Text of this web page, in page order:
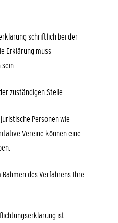
schriftlich bei der
Erklärung muss
zuständigen Stelle.
Personen wie
Vereine können eine
des Verfahrens Ihre
ist